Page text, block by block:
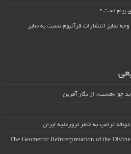
پیام است ؟
تمایز انتشارات قرآنیوم نسبت به سایر
چو «هشت» از نگار آفرین
ترامپ به خاطر ترورعلیه ایران
The Geometric Reinterpretation of the